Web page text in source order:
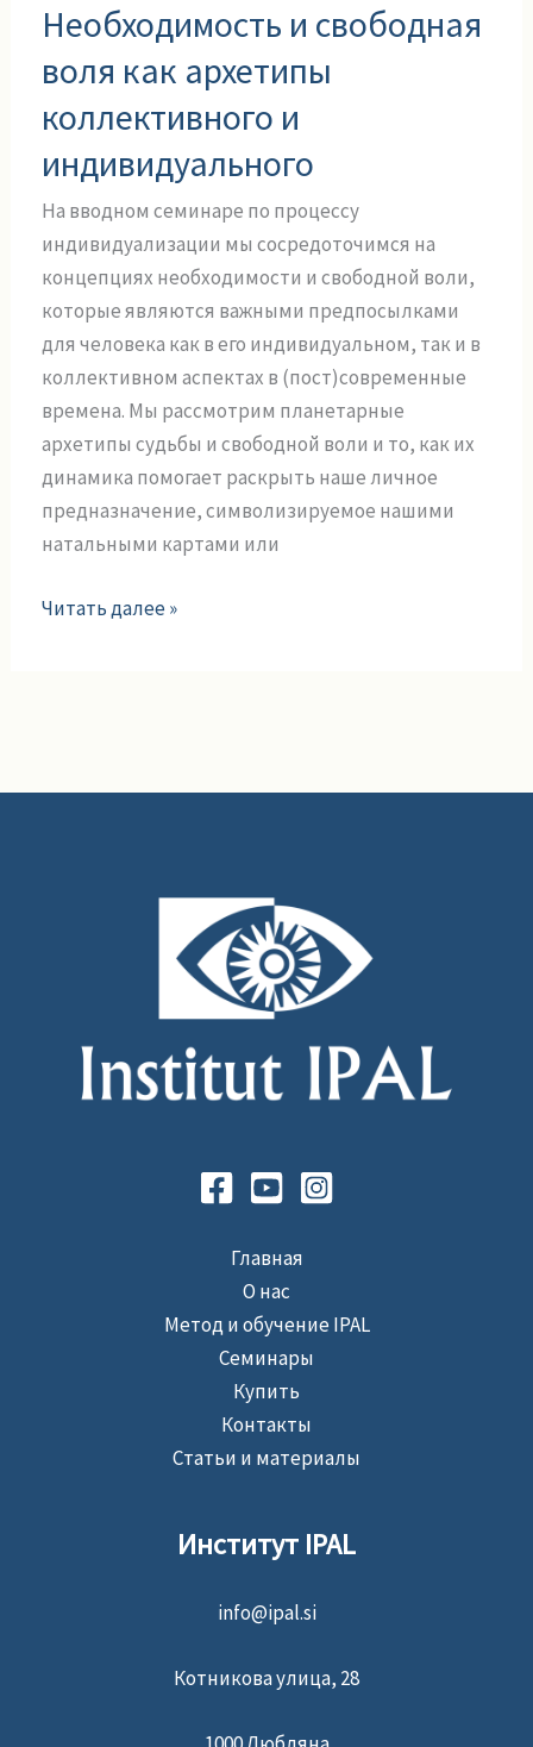
Необходимость и свободная
воля как архетипы
коллективного и
индивидуального
На вводном семинаре по процессу
индивидуализации мы сосредоточимся на
концепциях необходимости и свободной воли,
которые являются важными предпосылками
для человека как в его индивидуальном, так и в
коллективном аспектах в (пост)современные
времена. Мы рассмотрим планетарные
архетипы судьбы и свободной воли и то, как их
динамика помогает раскрыть наше личное
предназначение, символизируемое нашими
натальными картами или
и
воля
как
архетипы
коллективного
и
индивидуального
Читать далее »
Главная
О нас
Метод и обучение IPAL
Семинары
Купить
Контакты
Статьи и материалы
Институт IPAL
info@ipal.si
Котникова улица, 28